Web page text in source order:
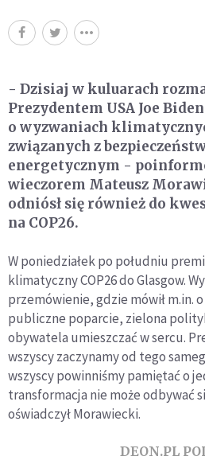
- Dzisiaj w kuluarach
Prezydentem USA Joe
o wyzwaniach
związanych z
energetycznym -
wieczorem Mateusz
odniósł się również do
na COP26.
W poniedziałek po południu
klimatyczny COP26 do Glasgow.
przemówienie, gdzie mówił m.in.
publiczne poparcie, zielona
obywatela umieszczać w sercu.
wszyscy zaczynamy od tego
wszyscy powinniśmy pamiętać o
transformacja nie może odbywać
oświadczył Morawiecki.
DEON.PL